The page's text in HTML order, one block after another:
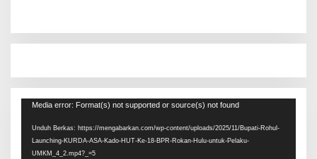
Pemutar
Media error: Format(s) not supported or source(s) not found
Unduh Berkas: https://mengabarkan.com/wp-content/uploads/2025/11/Bupati-Rohul-
Launching-KURDA-ASA-Kado-HUT-Ke-18-BPR-Rokan-Hulu-untuk-Pelaku-
UMKM_4_2.mp4?_=5